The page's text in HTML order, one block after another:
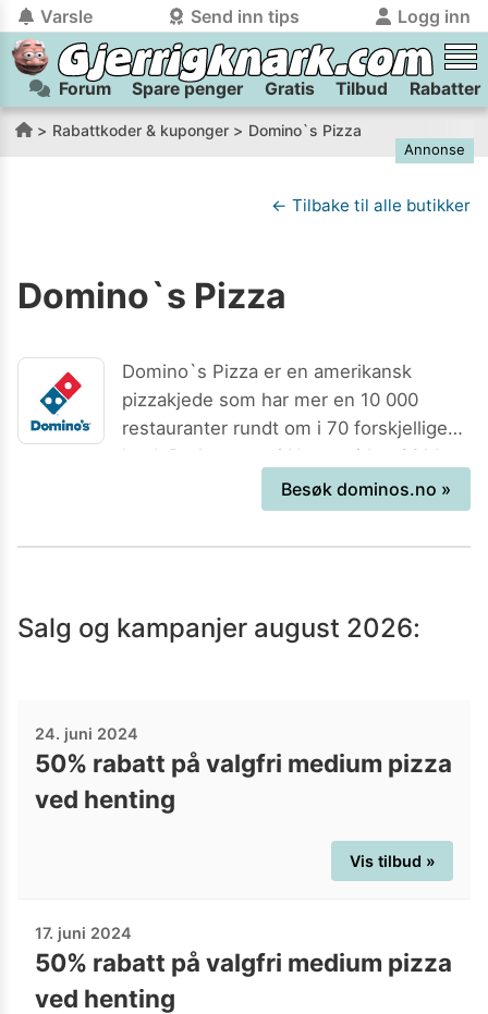
Varsle Send inn tips Logg inn
tilbake
Logg inn på Gjerrigknark.com:
helt gratispå
tilbake
Send inn tips:
Har du et tips til meg? Jeg premierer de beste tipsene med
Kamera
Velg bilde
PS:
Vil du være med i tipsekonkurransen kan du oppgi
kontaktdetaljer i neste steg.
Forum Spare penger Gratis Tilbud Rabatter
Rabattkoder & kuponger Domino`s Pizza
Annonse
← Tilbake til alle butikker
Domino`s Pizza
Domino`s Pizza er en amerikansk
pizzakjede som har mer en 10 000
restauranter rundt om i 70 forskjellige
land. De har vært i Norge siden 2014,
da de startet sin første restaurant på
Besøk dominos.no »
Salg og kampanjer august 2026:
24. juni 2024
50% rabatt på valgfri medium pizza
ved henting
Vis tilbud »
17. juni 2024
50% rabatt på valgfri medium pizza
ved henting